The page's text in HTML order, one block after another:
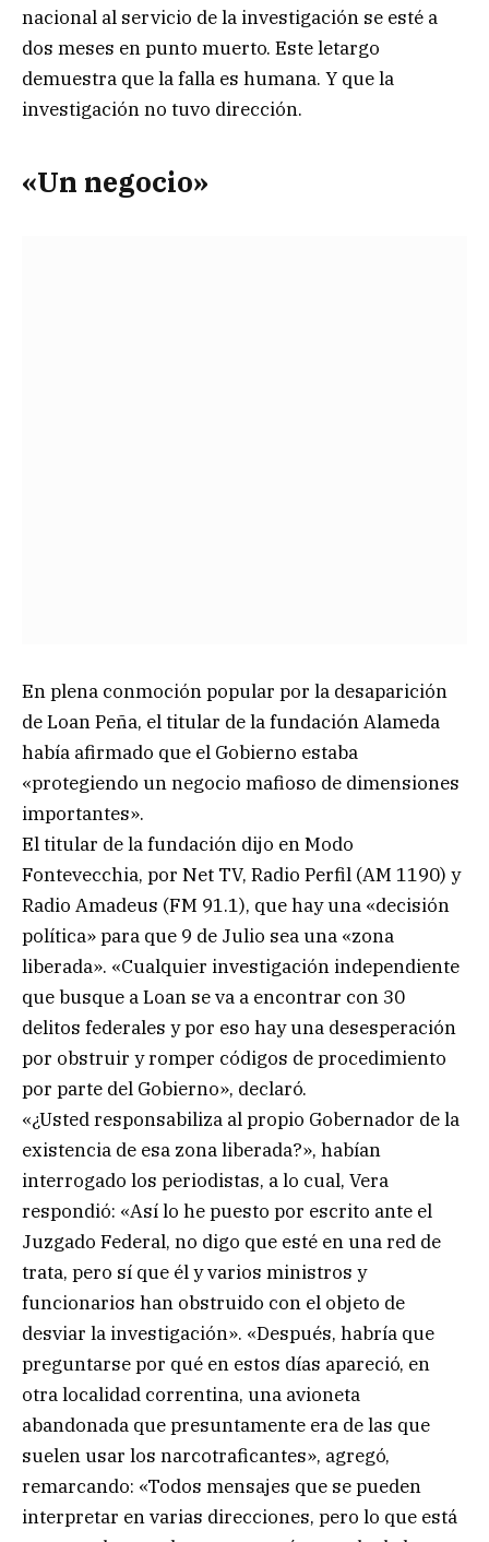
nacional al servicio de la investigación se esté a
dos meses en punto muerto. Este letargo
demuestra que la falla es humana. Y que la
investigación no tuvo dirección.
«Un negocio»
En plena conmoción popular por la desaparición
de Loan Peña, el titular de la fundación Alameda
había afirmado que el Gobierno estaba
«protegiendo un negocio mafioso de dimensiones
importantes».
El titular de la fundación dijo en Modo
Fontevecchia, por Net TV, Radio Perfil (AM 1190) y
Radio Amadeus (FM 91.1), que hay una «decisión
política» para que 9 de Julio sea una «zona
liberada». «Cualquier investigación independiente
que busque a Loan se va a encontrar con 30
delitos federales y por eso hay una desesperación
por obstruir y romper códigos de procedimiento
por parte del Gobierno», declaró.
«¿Usted responsabiliza al propio Gobernador de la
existencia de esa zona liberada?», habían
interrogado los periodistas, a lo cual, Vera
respondió: «Así lo he puesto por escrito ante el
Juzgado Federal, no digo que esté en una red de
trata, pero sí que él y varios ministros y
funcionarios han obstruido con el objeto de
desviar la investigación». «Después, habría que
preguntarse por qué en estos días apareció, en
otra localidad correntina, una avioneta
abandonada que presuntamente era de las que
suelen usar los narcotraficantes», agregó,
remarcando: «Todos mensajes que se pueden
interpretar en varias direcciones, pero lo que está